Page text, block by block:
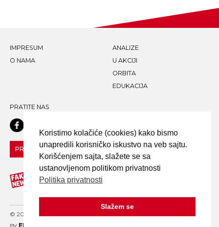
IMPRESUM
O NAMA
ANALIZE
U AKCIJI
ORBITA
EDUKACIJA
PRATITE NAS
PRIJAVI LAŽNU VEST!
© 2020 FAKE NEWS TRAGAČ - ALL RIGHTS RESERVED. DESIGN
BY ELDER
Koristimo kolačiće (cookies) kako bismo
unapredili korisničko iskustvo na veb sajtu.
Korišćenjem sajta, slažete se sa
ustanovljenom politikom privatnosti
Politika privatnosti
Slažem se